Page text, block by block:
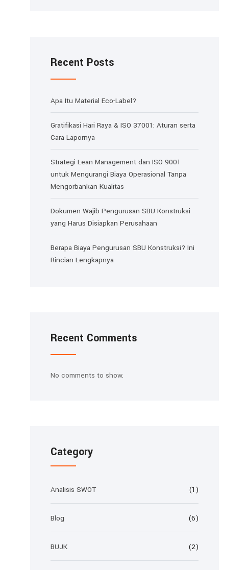
Recent Posts
Apa Itu Material Eco-Label?
Gratifikasi Hari Raya & ISO 37001: Aturan serta
Cara Lapornya
Strategi Lean Management dan ISO 9001
untuk Mengurangi Biaya Operasional Tanpa
Mengorbankan Kualitas
Dokumen Wajib Pengurusan SBU Konstruksi
yang Harus Disiapkan Perusahaan
Berapa Biaya Pengurusan SBU Konstruksi? Ini
Rincian Lengkapnya
Recent Comments
No comments to show.
Category
Analisis SWOT (1)
Blog (6)
BUJK (2)